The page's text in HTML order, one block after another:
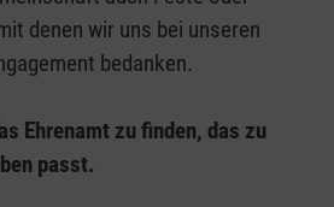
denen wir uns bei unseren
bedanken.
Ehrenamt zu finden, das zu
passt.